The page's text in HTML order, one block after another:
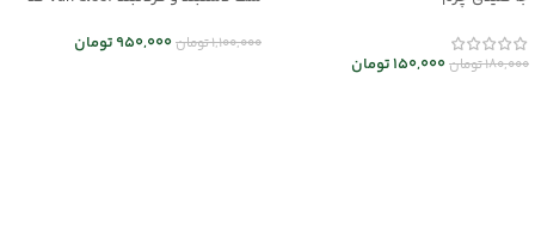
180,000تومان150,000تومان
1,100,000تومان950,000تومان